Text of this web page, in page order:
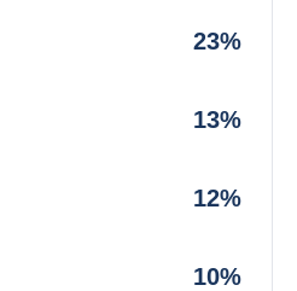
23%
13%
12%
10%